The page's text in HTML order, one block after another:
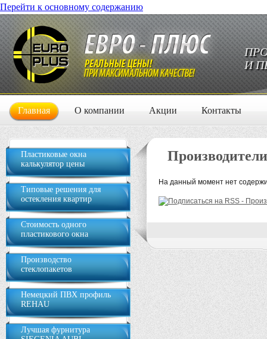
Перейти к основному содержанию
И
Главная О компании Акции Контакты
Пластиковые окна
калькулятор цены
Типовые решения для
остекления квартир
Стоимость одного
пластикового окна
Производство
стеклопакетов
Немецкий ПВХ профиль
REHAU
Лучшая фурнитура
Производители
На данный момент нет